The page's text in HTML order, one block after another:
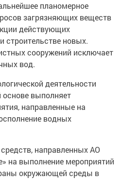
планомерное
загрязняющих веществ
действующих
строительстве новых.
сооружений исключает
вод.
деятельности
основе выполняет
направленные на
водных
направленных АО
на выполнение мероприятий
окружающей среды в